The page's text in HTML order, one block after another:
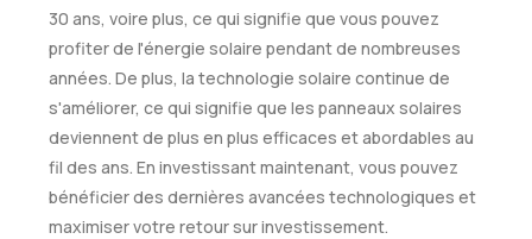
30 ans, voire plus, ce qui signifie que vous pouvez
profiter de l'énergie solaire pendant de nombreuses
années. De plus, la technologie solaire continue de
s'améliorer, ce qui signifie que les panneaux solaires
deviennent de plus en plus efficaces et abordables au
fil des ans. En investissant maintenant, vous pouvez
bénéficier des dernières avancées technologiques et
maximiser votre retour sur investissement.